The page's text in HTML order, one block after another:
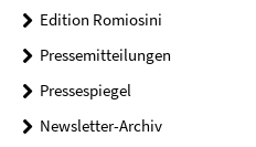
Edition Romiosini
Pressemitteilungen
Pressespiegel
Newsletter-Archiv